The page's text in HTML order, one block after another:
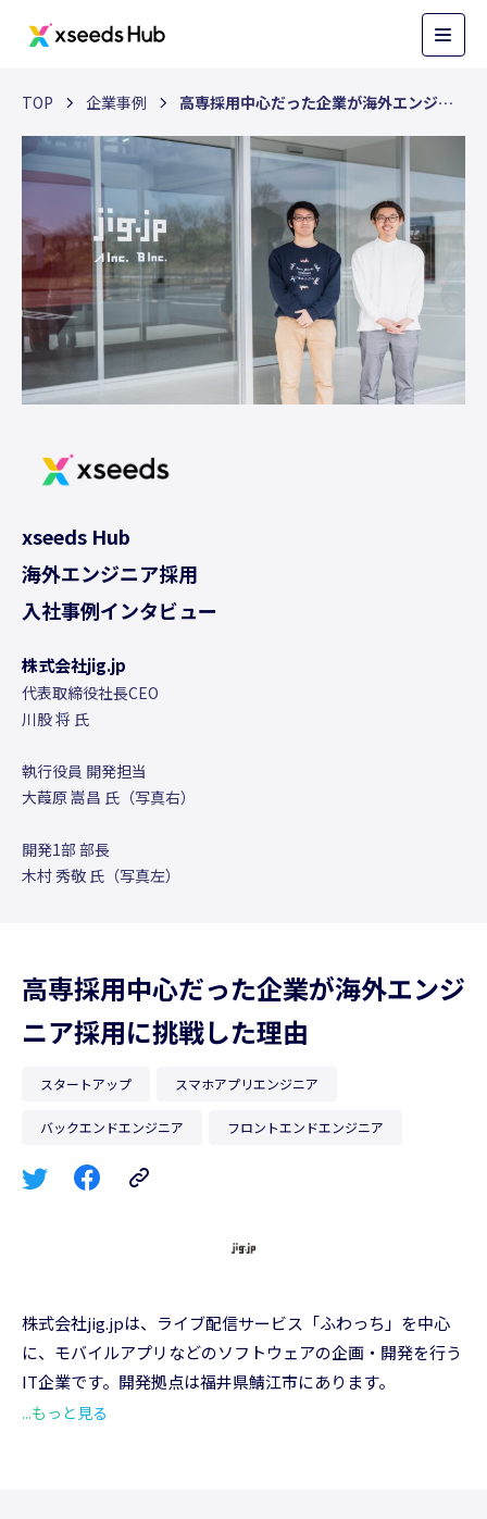
TOP 企業事例 高専採用中心だった企業が海外エンジニア採用に挑戦した理由
xseeds Hub
海外エンジニア採用
入社事例インタビュー
株式会社jig.jp
代表取締役社長CEO
川股 将 氏
執行役員 開発担当
大葭原 嵩昌 氏（写真右）
開発1部 部長
木村 秀敬 氏（写真左）
高専採用中心だった企業が海外エンジ
ニア採用に挑戦した理由
スタートアップ スマホアプリエンジニア
バックエンドエンジニア フロントエンドエンジニア
株式会社jig.jpは、 ライブ配信サービス「ふわっち」を中心
に、モバイルアプリなどのソフトウェアの企画・開発を行う
IT企業です。開発拠点は福井県鯖江市にあります。
「利用者に最も近いソフトウェアを提供し、より豊かな社会
...もっと見る